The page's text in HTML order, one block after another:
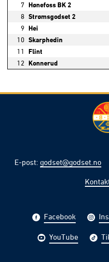
7 Hønefoss BK 2
8 Strømsgodset 2
9 Hei
10 Skarphedin
11
Flint
12 Konnerud
E-post: godset@godset.no
Facebook
YouTube